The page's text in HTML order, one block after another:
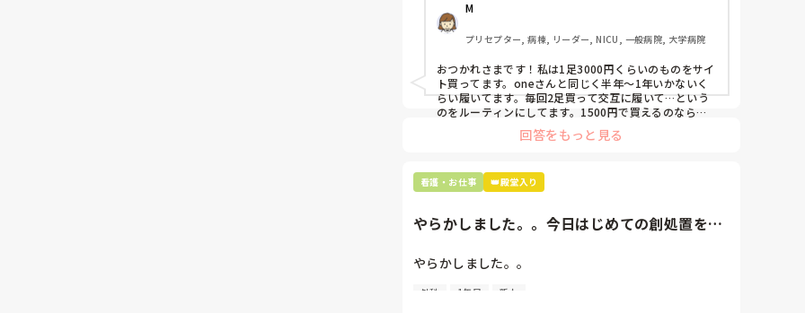
何かものすごくモヤモヤしています。
昨日はPCR検査受けて来たけど。陰性であってほしい
です。
た時に買って半年〜1年未満で交換しています。
職場の人が「ナースシューズに3000円以上は出せな
い」って言ってて、わたしの倍額は出せるのか！とび
っくりしたので、世の皆さんはどうなのかなと…🤔
M
プリセプター, 病棟, リーダー, NICU, 一般病院, 大学病院
おつかれさまです！私は1足3000円くらいのものをサイ
ト買ってます。oneさんと同じく半年〜1年いかないく
らい履いてます。毎回2足買って交互に履いて…という
のをルーティンにしてます。1500円で買えるのなら私
も絶対そっちにしてると思うので良い買い物されてて羨
ましいです！(笑)回答をもっと見る
看護・お仕事 👑殿堂入り
やらかしました。。今日はじめての創処置をし
やらかしました。。
今日はじめての創処置をしました。
外科 1年目 新人